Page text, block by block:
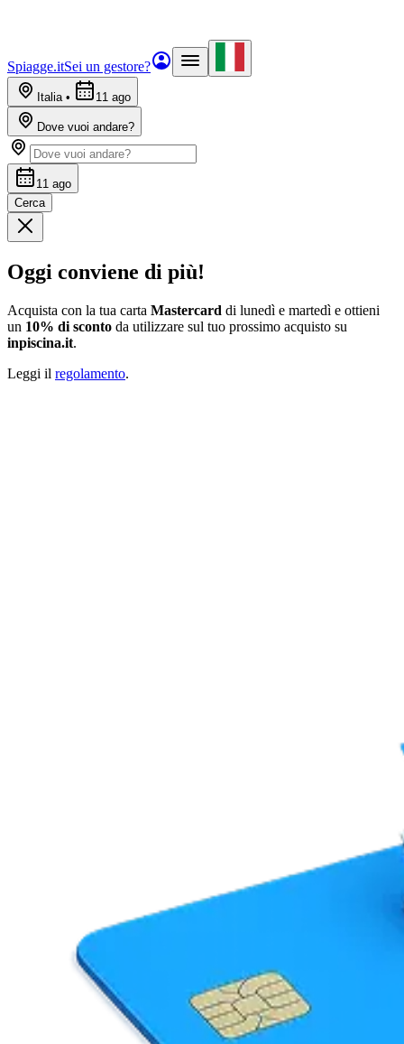
Spiagge.itSei un gestore?
Italia• 11 ago
Dove vuoi andare?
11 ago
Cerca
Oggi conviene di più!
Acquista con la tua carta Mastercard di lunedì e martedì e ottieni
un 10% di sconto da utilizzare sul tuo prossimo acquisto su
inpiscina.it.
Leggi il regolamento.